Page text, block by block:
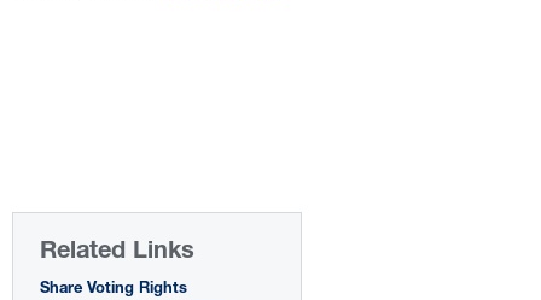
Related Links
Share Voting Rights